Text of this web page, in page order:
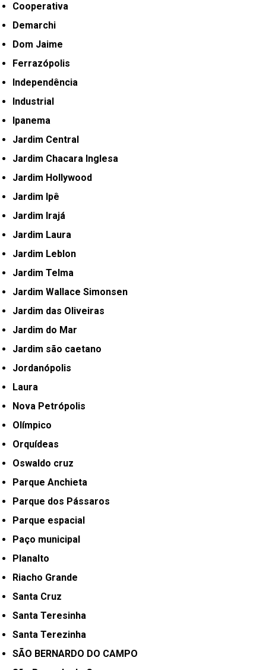
Cooperativa
Demarchi
Dom Jaime
Ferrazópolis
Independência
Industrial
Ipanema
Jardim Central
Jardim Chacara Inglesa
Jardim Hollywood
Jardim Ipê
Jardim Irajá
Jardim Laura
Jardim Leblon
Jardim Telma
Jardim Wallace Simonsen
Jardim das Oliveiras
Jardim do Mar
Jardim são caetano
Jordanópolis
Laura
Nova Petrópolis
Olímpico
Orquídeas
Oswaldo cruz
Parque Anchieta
Parque dos Pássaros
Parque espacial
Paço municipal
Planalto
Riacho Grande
Santa Cruz
Santa Teresinha
Santa Terezinha
SÃO BERNARDO DO CAMPO